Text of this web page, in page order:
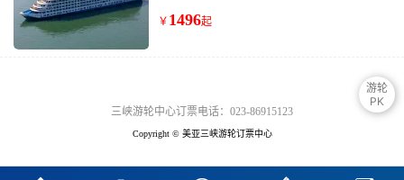
￥ 1496起
三峡游轮中心订票电话：023-86915123
Copyright © 美亚三峡游轮订票中心
游轮
PK